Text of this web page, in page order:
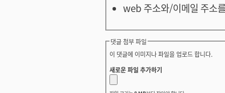
web 주소와/이메일 주소
댓글 첨부 파일
이 댓글에 이미지나 파일을 업로드 합니다.
새로운 파일 추가하기